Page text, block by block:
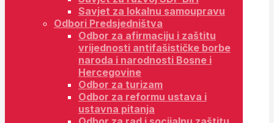
Savjet za lokalnu samoupravu
Odbori Predsjedništva
Odbor za afirmaciju i zaštitu
vrijednosti antifašističke borbe
naroda i narodnosti Bosne i
Hercegovine
Odbor za turizam
Odbor za reformu ustava i
ustavna pitanja